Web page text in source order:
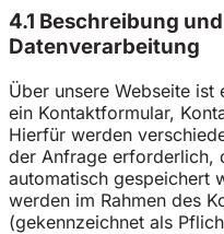
4.1 Beschreibung
Datenverarbeitung
Über unsere Webseite
ein Kontaktformular,
Hierfür werden
der Anfrage erforderlich,
automatisch gespeichert
werden im Rahmen des
(gekennzeichnet als